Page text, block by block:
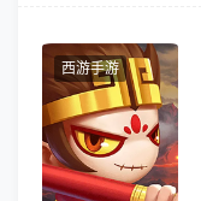
西游手游